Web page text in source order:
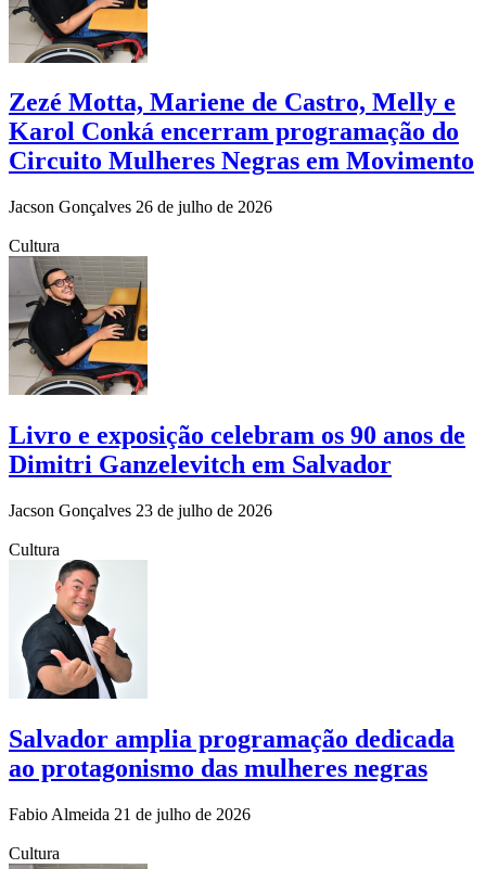
Zezé Motta, Mariene de Castro, Melly e
Karol Conká encerram programação do
Circuito Mulheres Negras em Movimento
Jacson Gonçalves 26 de julho de 2026
Cultura
Livro e exposição celebram os 90 anos de
Dimitri Ganzelevitch em Salvador
Jacson Gonçalves 23 de julho de 2026
Cultura
Salvador amplia programação dedicada
ao protagonismo das mulheres negras
Fabio Almeida 21 de julho de 2026
Cultura